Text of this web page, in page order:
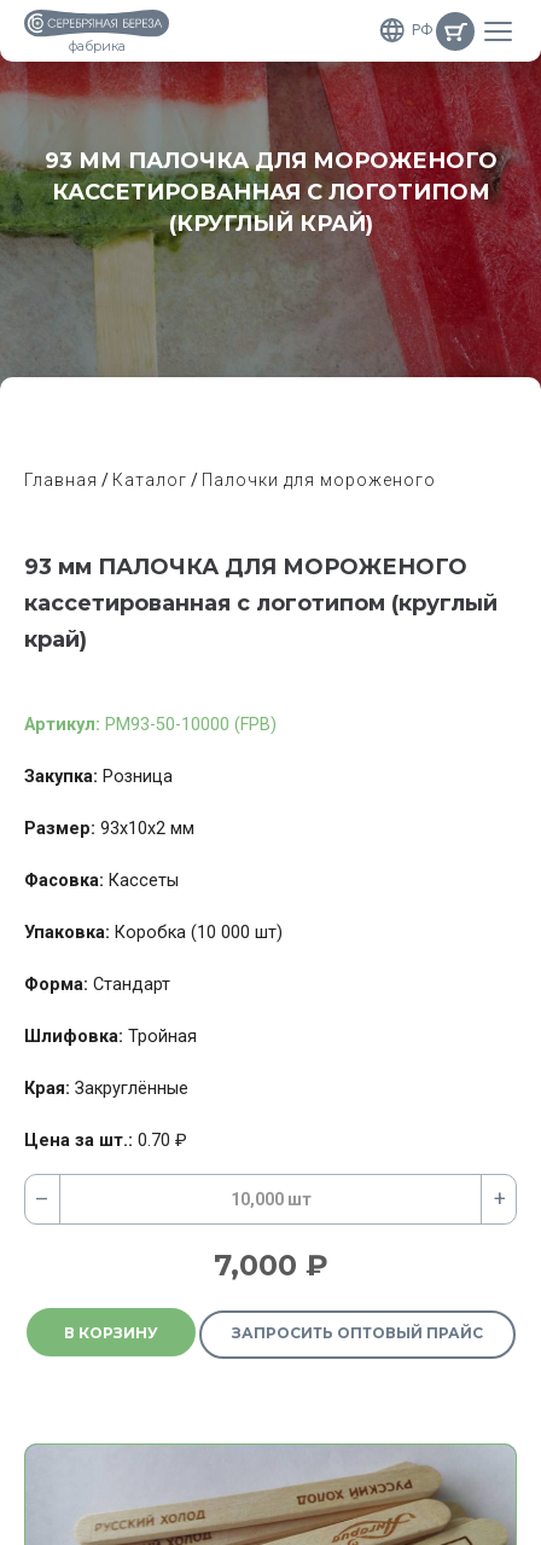
фабрика
РФ
93 ММ ПАЛОЧКА ДЛЯ МОРОЖЕНОГО
КАССЕТИРОВАННАЯ С ЛОГОТИПОМ
(КРУГЛЫЙ КРАЙ)
Главная Каталог Палочки для мороженого
93 мм ПАЛОЧКА ДЛЯ МОРОЖЕНОГО
кассетированная с логотипом (круглый
край)
Артикул: PM93-50-10000 (FPB)
Закупка: Розница
Размер: 93x10x2 мм
Фасовка: Кассеты
Упаковка: Коробка (10 000 шт)
Форма: Стандарт
Шлифовка: Тройная
Края: Закруглённые
Цена за шт.: 0.70 ₽
10,000 шт
– +
7,000 ₽
В КОРЗИНУ ЗАПРОСИТЬ ОПТОВЫЙ ПРАЙС